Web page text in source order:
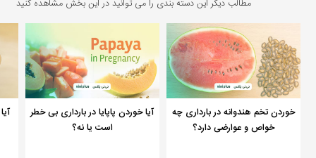
مطالب دیگر این دسته بندی را می توانید در این بخش مشاهده کنید
خوردن تخم هندوانه در بارداری چه
خواص و عوارضی دارد؟
آیا خوردن پاپایا در بارداری بی خطر
است یا نه؟